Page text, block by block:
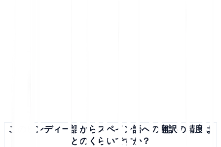
このヒンディー語からスペイン語への翻訳の精度は
どのくらいですか？